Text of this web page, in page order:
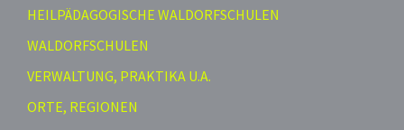
HEILPÄDAGOGISCHE WALDORFSCHULEN
WALDORFSCHULEN
VERWALTUNG, PRAKTIKA U.A.
ORTE, REGIONEN